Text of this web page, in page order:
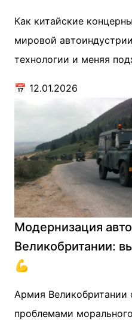
Как китайские
мировой
технологии и меняя
📅 12.01.2026
Модернизация
Великобритании:
💪
Армия Великобритании
проблемами